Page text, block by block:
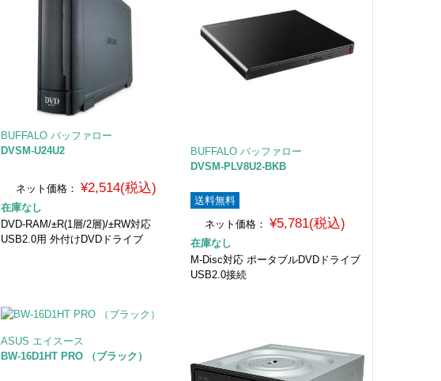
BUFFALO バッファロー
DVSM-U24U2
ネット価格： ¥2,514(税込)
在庫なし
DVD-RAM/±R(1層/2層)/±RW対応
USB2.0用 外付けDVDドライブ
BUFFALO バッファロー
DVSM-PLV8U2-BKB
送料無料
ネット価格：
¥5,781(税込)
在庫なし
M-Disc対応 ポータブルDVDドライブ
USB2.0接続
ASUS エイスース
BW-16D1HT PRO （ブラック）